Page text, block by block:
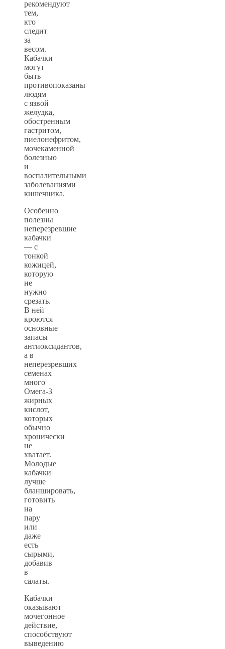
рекомендуют
тем,
кто
следит
за
весом.
Кабачки
могут
быть
противопоказаны
людям
с язвой
желудка,
обостренным
гастритом,
пиелонефритом,
мочекаменной
болезнью
и
воспалительными
заболеваниями
кишечника.
Особенно
полезны
неперезревшие
кабачки
— с
тонкой
кожицей,
которую
не
нужно
срезать.
В ней
кроются
основные
запасы
антиоксидантов,
а в
неперезревших
семенах
много
Омега-3
жирных
кислот,
которых
обычно
хронически
не
хватает.
Молодые
кабачки
лучше
бланшировать,
готовить
на
пару
или
даже
есть
сырыми,
добавив
в
салаты.
Кабачки
оказывают
мочегонное
действие,
способствуют
выведению